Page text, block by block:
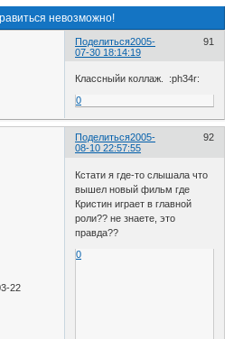
невозможно!
Поделиться 91
2005-
07-30 18:14:19
Классныйи коллаж. :ph34r:
0
Поделиться 92
2005-
08-10 22:57:55
22
Кстати я где-то слышала что
вышел новый фильм где
Кристин играет в главной
роли?? не знаете, это
правда??
0